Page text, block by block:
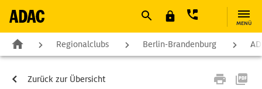
MENÜ
Regionalclubs Berlin-Brandenburg
Zurück zur Übersicht